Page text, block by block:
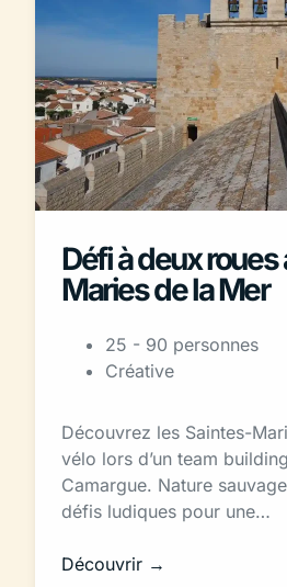
Défi à deux roues
Maries de la Mer
25 - 90 personnes
Créative
Découvrez les Saintes-
vélo lors d’un team
Camargue. Nature
défis ludiques pour une…
Découvrir →